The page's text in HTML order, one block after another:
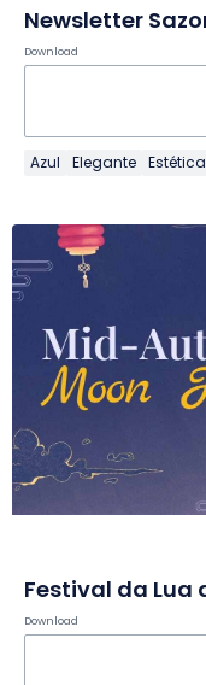
Download
Azul Elegante Estética
Download